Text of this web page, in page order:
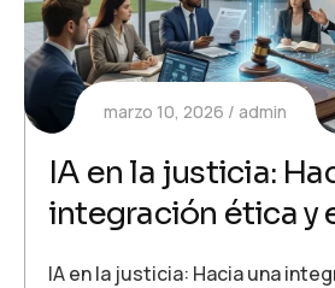
marzo 10, 2026 admin
IA en la justicia:
integración ética y
IA en la justicia: Hacia una